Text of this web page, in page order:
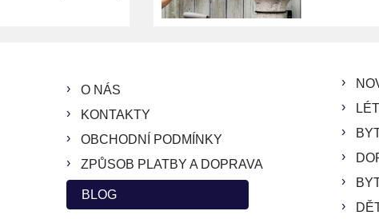
O NÁS
KONTAKTY
OBCHODNÍ PODMÍNKY
ZPŮSOB PLATBY A DOPRAVA
BLOG